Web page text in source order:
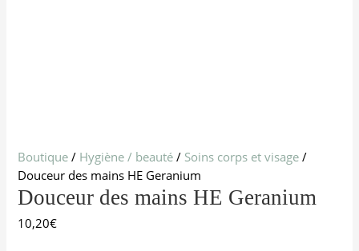
Boutique / Hygiène / beauté / Soins corps et visage /
Douceur des mains HE Geranium
Douceur des mains HE Geranium
10,20€